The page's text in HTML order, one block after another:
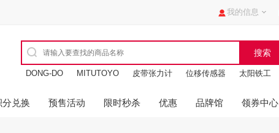
我的信息
DONG-DO MITUTOYO 皮带张力计 位移传感器
太阳铁工
分兑换 预售活动 限时秒杀 优惠 品牌馆 领券中心